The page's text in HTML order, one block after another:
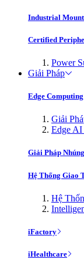
Industrial
Certified
Power
Giải Pháp
Edge
Giải
Edge AI
Giải Pháp
Hệ Thống Giao
Hệ
iFactory
iHealthcare